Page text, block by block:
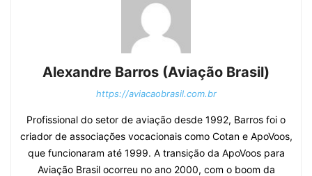
Alexandre Barros (Aviação Brasil)
https://aviacaobrasil.com.br
Profissional do setor de aviação desde 1992, Barros foi o
criador de associações vocacionais como Cotan e ApoVoos,
que funcionaram até 1999. A transição da ApoVoos para
Aviação Brasil ocorreu no ano 2000, com o boom da